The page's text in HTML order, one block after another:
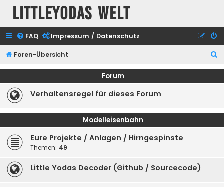
Littleyodas Welt
FAQ Impressum / Datenschutz
Foren-Übersicht
u
Forum
Verhaltensregel für dieses Forum
Modelleisenbahn
Eure Projekte / Anlagen / Hirngespinste
Themen: 49
Little Yodas Decoder (Github / Sourcecode)